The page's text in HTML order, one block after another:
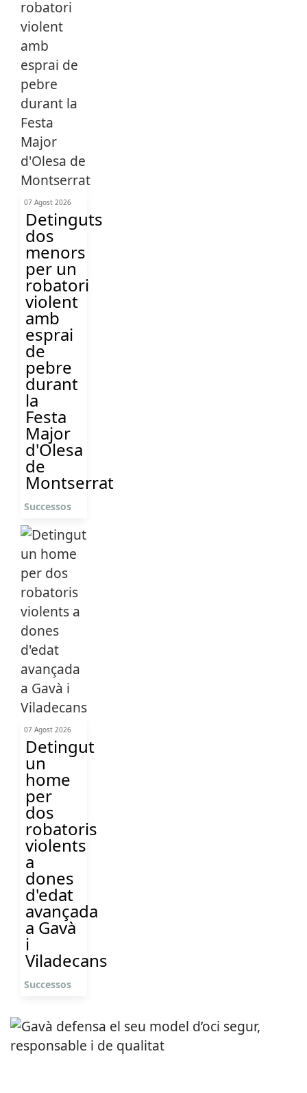
07 Agost 2026
Detinguts
dos
menors
per un
robatori
violent
amb
esprai
de
pebre
durant
la
Festa
Major
d'Olesa
de
Montserrat
Successos
07 Agost 2026
Detingut
un
home
per
dos
robatoris
violents
a
dones
d'edat
avançada
a Gavà
i
Viladecans
Successos